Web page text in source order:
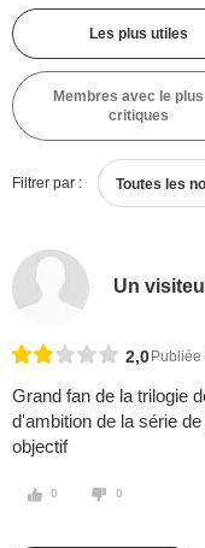
Les plus utiles
Membres avec le
critiques
Filtrer par : Toutes les
Un
2,0
Grand fan de la trilogie
d'ambition de la série
objectif
0 0